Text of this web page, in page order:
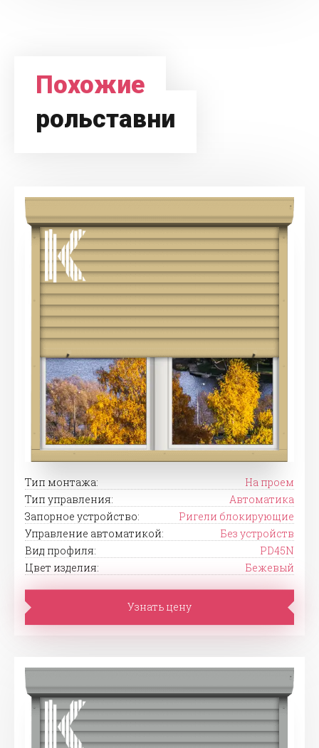
Похожие
рольставни
Тип монтажа:
На проем
Тип управления:
Автоматика
Запорное устройство:
Ригели блокирующие
Управление автоматикой:
Без устройств
Вид профиля:
PD45N
Цвет изделия:
Бежевый
Узнать цену